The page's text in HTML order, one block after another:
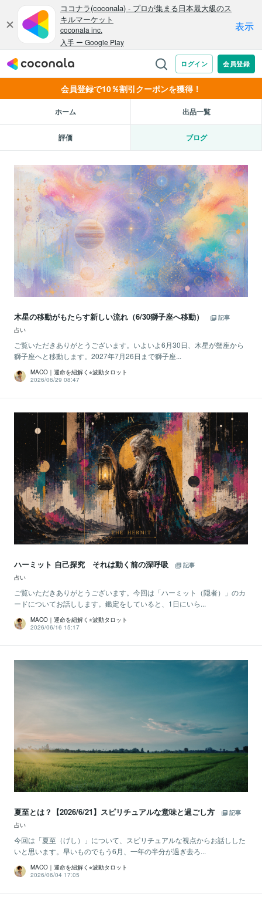
会員登録で10％割引クーポンを獲得！
ホーム 出品一覧
評価 ブログ
木星の移動がもたらす新しい流れ（6/30獅子座へ移動）
記事
占い
ご覧いただきありがとうございます。いよいよ6月30日、木星が蟹座から
獅子座へと移動します。2027年7月26日まで獅子座...
MACO｜運命を紐解く⭐︎波動タロット
2026/06/29 08:47
ハーミット 自己探究 それは動く前の深呼吸
記事
占い
ご覧いただきありがとうございます。今回は「ハーミット（隠者）」のカ
ードについてお話しします。鑑定をしていると、1日にいら...
MACO｜運命を紐解く⭐︎波動タロット
2026/06/16 15:17
夏至とは？【2026/6/21】スピリチュアルな意味と過ごし方
記事
占い
今回は「夏至（げし）」について、スピリチュアルな視点からお話しした
いと思います。早いものでもう6月、一年の半分が過ぎ去ろ...
MACO｜運命を紐解く⭐︎波動タロット
2026/06/04 17:05